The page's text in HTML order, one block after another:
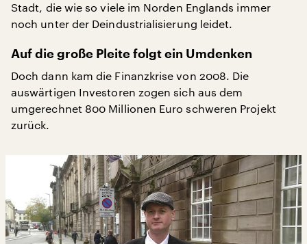
Stadt, die wie so viele im Norden Englands immer
noch unter der Deindustrialisierung leidet.
Auf die große Pleite folgt ein Umdenken
Doch dann kam die Finanzkrise von 2008. Die
auswärtigen Investoren zogen sich aus dem
umgerechnet 800 Millionen Euro schweren Projekt
zurück.